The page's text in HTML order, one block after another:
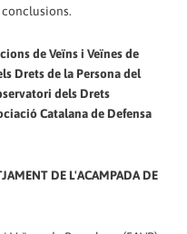
de Veïns i Veïnes de
Drets de la Persona del
dels Drets
Catalana de Defensa
DE L'ACAMPADA DE